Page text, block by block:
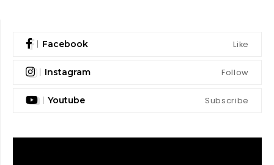
Facebook Like
Instagram Follow
Youtube Subscribe